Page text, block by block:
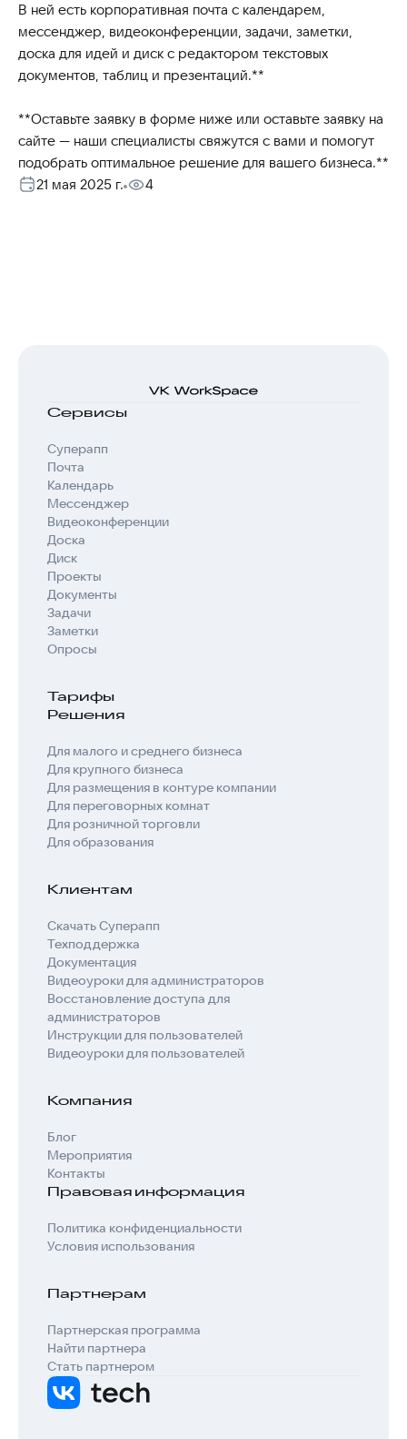
В ней есть корпоративная почта с календарем,
мессенджер, видеоконференции, задачи, заметки,
доска для идей и диск с редактором текстовых
документов, таблиц и презентаций.**
**Оставьте заявку в форме ниже или оставьте заявку на
сайте — наши специалисты свяжутся с вами и помогут
подобрать оптимальное решение для вашего бизнеса.**
21 мая 2025 г.
4
Сервисы
Суперапп
Почта
Календарь
Мессенджер
Видеоконференции
Доска
Диск
Проекты
Документы
Задачи
Заметки
Опросы
Тарифы
Решения
Для малого и среднего бизнеса
Для крупного бизнеса
Для размещения в контуре компании
Для переговорных комнат
Для розничной торговли
Для образования
Клиентам
Скачать Суперапп
Техподдержка
Документация
Видеоуроки для администраторов
Восстановление доступа для
администраторов
Инструкции для пользователей
Видеоуроки для пользователей
Компания
Блог
Мероприятия
Контакты
Правовая информация
Политика конфиденциальности
Условия использования
Партнерам
Партнерская программа
Найти партнера
Стать партнером